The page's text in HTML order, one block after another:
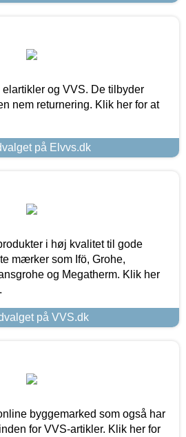
og VVS. De tilbyder
nem returnering. Klik her for at
på Elvvs.dk
i høj kvalitet til gode
mærker som Ifö, Grohe,
og Megatherm. Klik her
på VVS.dk
byggemarked som også har
for VVS-artikler. Klik her for